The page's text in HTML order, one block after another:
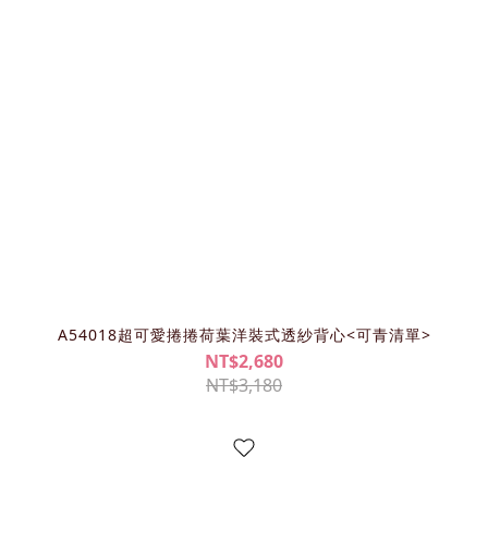
A54018超可愛捲捲荷葉洋裝式透紗背心<可青清單>
NT$2,680
NT$3,180